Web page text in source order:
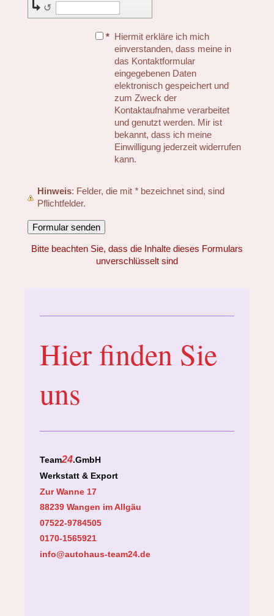
↺
* Hiermit erkläre ich mich
einverstanden, dass meine in
das Kontaktformular
eingegebenen Daten
elektronisch gespeichert und
zum Zweck der
Kontaktaufnahme verarbeitet
und genutzt werden. Mir ist
bekannt, dass ich meine
Einwilligung jederzeit widerrufen
kann.
Hinweis : Felder, die mit * bezeichnet sind, sind
Pflichtfelder.
Bitte beachten Sie, dass die Inhalte dieses Formulars
unverschlüsselt sind
Hier finden Sie
uns
Team24.GmbH
Werkstatt & Export
Zur Wanne 17
88239 Wangen im Allgäu
07522-9784505
0170-1565921
info@autohaus-team24.de